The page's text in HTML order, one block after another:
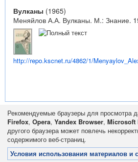
Вулканы (1965)
Меняйлов А.А. Вулканы. М.: Знание.
http://repo.kscnet.ru/4862/1/
Рекомендуемые браузеры для просмотра
Firefox, Opera, Yandex Browser, Microsoft
другого браузера может повлечь
содержимого веб-страниц.
Условия использования материалов и